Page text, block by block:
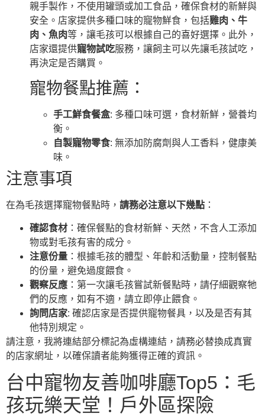
親手製作，不使用罐頭或加工食品，確保食材的新鮮與
安全。店家提供多種口味的寵物鮮食，包括雞肉、牛
肉、魚肉等，讓毛孩可以根據自己的喜好選擇。此外，
店家還提供寵物試吃服務，讓飼主可以先讓毛孩試吃，
再決定是否購買。
寵物餐點推薦：
手工鮮食餐盒: 多種口味可選，食材新鮮，營養均
衡。
自製寵物零食: 無添加防腐劑與人工香料，健康美
味。
注意事項
在為毛孩選擇寵物餐點時， 請務必注意以下幾點 ：
確認食材 ：確保餐點的食材新鮮、天然，不含人工添加
物或對毛孩有害的成分。
注意份量 ：根據毛孩的體型、年齡和活動量，控制餐點
的份量，避免過度餵食。
觀察反應 ：第一次讓毛孩嘗試新餐點時，請仔細觀察牠
們的反應，如有不適，請立即停止餵食。
詢問店家: 確認店家是否提供寵物餐具，以及是否有其
他特別規定。
請注意，我將連結部分標記為虛構連結，請務必替換成真實
的店家網址，以確保讀者能夠獲得正確的資訊。
台中寵物友善咖啡廳Top5：毛
孩玩樂天堂！戶外區探險